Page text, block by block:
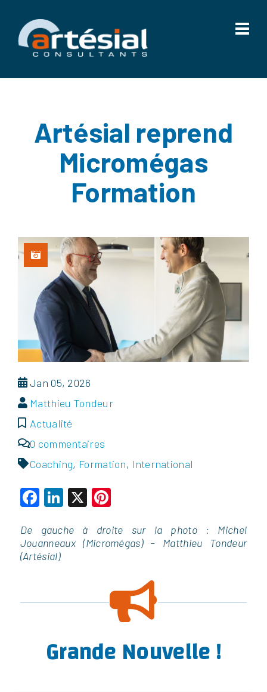
Artésial reprend
Micromégas
Formation
Jan 05, 2026
Matthieu Tondeur
Actualité
0 commentaires
Coaching, Formation, International
Facebook
LinkedIn
X
De gauche à droite sur la photo : Michel
Jouanneaux (Micromégas) – Matthieu Tondeur
(Artésial)
Grande Nouvelle !